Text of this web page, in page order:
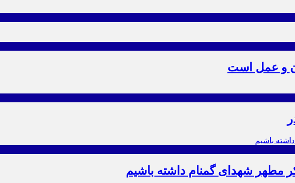
و عمل است
مطهر شهدای گمنام داشته باشیم